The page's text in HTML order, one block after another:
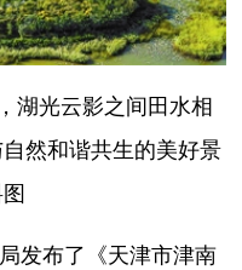
湖光云影之间田水相
然和谐共生的美好景
布了《天津市津南